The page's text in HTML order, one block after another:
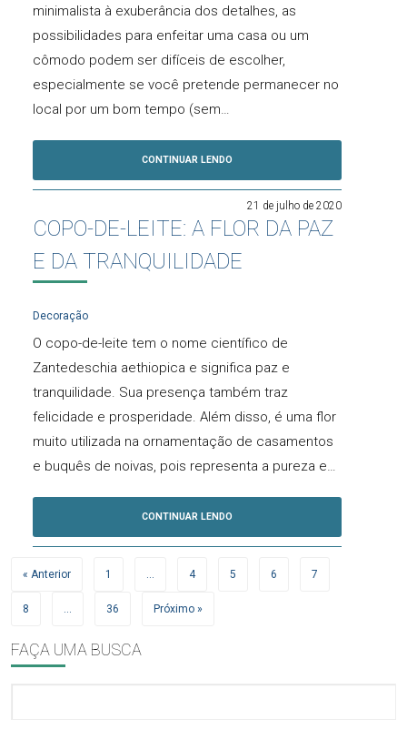
minimalista à exuberância dos detalhes, as
possibilidades para enfeitar uma casa ou um
cômodo podem ser difíceis de escolher,
especialmente se você pretende permanecer no
local por um bom tempo (sem…
CONTINUAR LENDO
21 de julho de 2020
COPO-DE-LEITE: A FLOR DA PAZ
E DA TRANQUILIDADE
Decoração
O copo-de-leite tem o nome científico de
Zantedeschia aethiopica e significa paz e
tranquilidade. Sua presença também traz
felicidade e prosperidade. Além disso, é uma flor
muito utilizada na ornamentação de casamentos
e buquês de noivas, pois representa a pureza e…
CONTINUAR LENDO
« Anterior 1 4 5 6 7
8 36 Próximo »
FAÇA UMA BUSCA